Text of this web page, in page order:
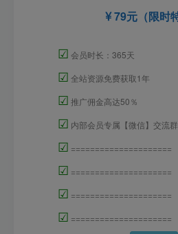
79元（限时
☑ 会员时长：365天
☑ 全站资源免费获取1年
☑ 推广佣金高达50％
☑ 内部会员专属【微信】交流群
☑ =====================
☑ =====================
☑ =====================
☑ =====================